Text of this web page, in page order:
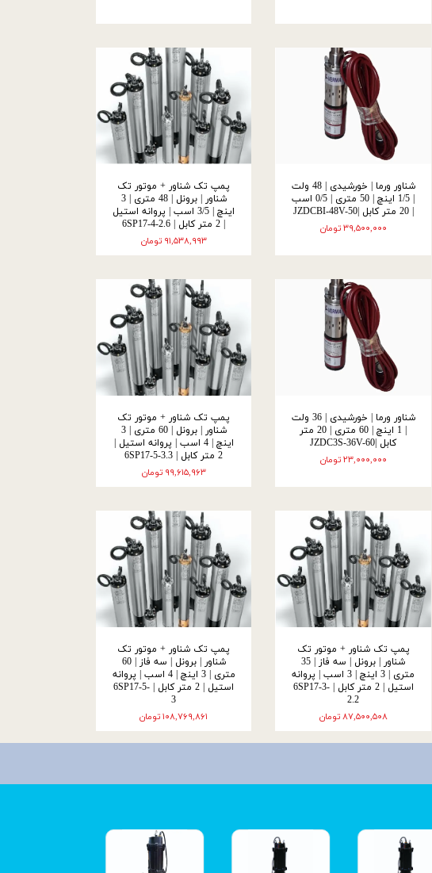
شناور ورما | خورشیدی | 48 ولت
| 1/5 اینچ | 50 متری | 0/5 اسب
| 20 متر کابل |JZDCBI-48V-50
۳۹,۵۰۰,۰۰۰ تومان
پمپ تک شناور + موتور تک
شناور | برونل | 48 متری | 3
اینچ | 3/5 اسب | پروانه استیل
۹۱,۵۳۸,۹۹۳ تومان
شناور ورما | خورشیدی | 36 ولت
| 1 اینچ | 60 متری | 20 متر
کابل |JZDC3S-36V-60
۲۳,۰۰۰,۰۰۰ تومان
پمپ تک شناور + موتور تک
شناور | برونل | 60 متری | 3
اینچ | 4 اسب | پروانه استیل |
2 متر کابل | 6SP17-5-3.3
۹۹,۶۱۵,۹۶۳ تومان
پمپ تک شناور + موتور تک
شناور | برونل | سه فاز | 35
متری | 3 اینچ | 3 اسب | پروانه
استیل | 2 متر کابل | 6SP17-3-
2.2
۸۷,۵۰۰,۵۰۸ تومان
پمپ تک شناور + موتور تک
شناور | برونل | سه فاز | 60
متری | 3 اینچ | 4 اسب | پروانه
استیل | 2 متر کابل | 6SP17-5-
3
۱۰۸,۷۶۹,۸۶۱ تومان